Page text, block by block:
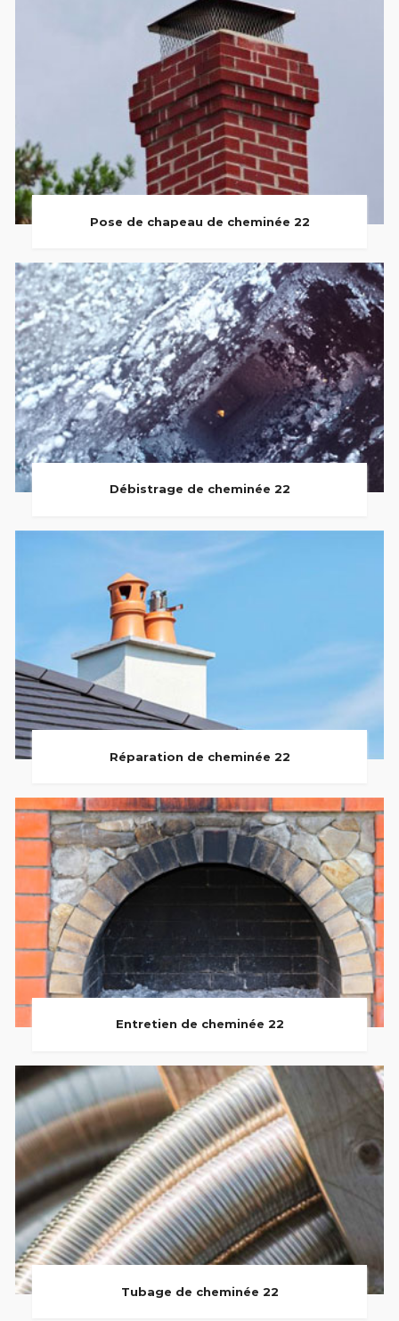
Pose de chapeau de cheminée 22
Débistrage de cheminée 22
Réparation de cheminée 22
Entretien de cheminée 22
Tubage de cheminée 22